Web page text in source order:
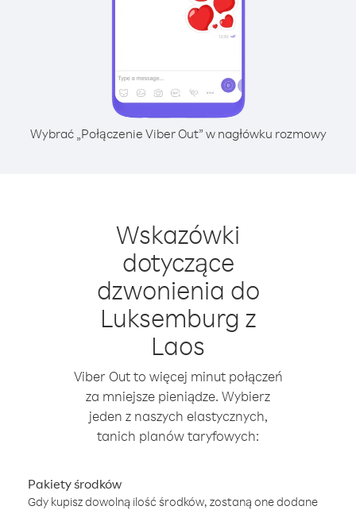
Wybrać „Połączenie Viber Out” w nagłówku rozmowy
Wskazówki
dotyczące
dzwonienia do
Luksemburg z
Laos
Viber Out to więcej minut połączeń
za mniejsze pieniądze. Wybierz
jeden z naszych elastycznych,
tanich planów taryfowych:
Pakiety środków
Gdy kupisz dowolną ilość środków, zostaną one dodane